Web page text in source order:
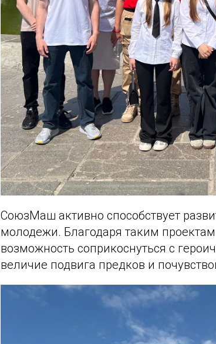
СоюзМаш активно способствует
молодежи. Благодаря таким
возможность соприкоснуться с
величие подвига предков и